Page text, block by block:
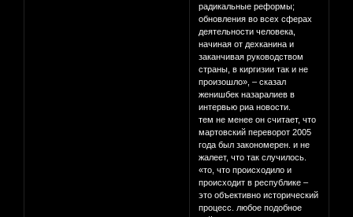
радикальные реформы;
обновления во всех сферах
деятельности человека,
начиная от дехканина и
заканчивая руководством
страны, в киргизии так и не
произошло», – сказал
женишбек назаралиев в
интервью риа новости.
тем не менее он считает, что
мартовский переворот 2005
года был закономерен. и не
жалеет, что так случилось.
«то, что происходило и
происходит в республике –
это объективно исторический
процесс. любое подобное